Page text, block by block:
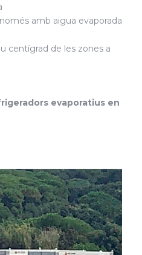
amb aigua evaporada
centígrad de les zones a
evaporatius en